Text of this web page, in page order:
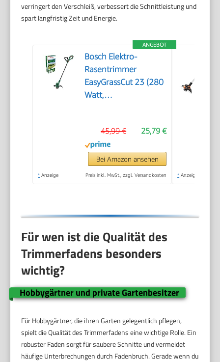
verringert den Verschleiß, verbessert die Schnittleistung und
spart langfristig Zeit und Energie.
ANGEBOT
Bosch Elektro-
Rasentrimmer
EasyGrassCut 23 (280
Watt,
Kartonverpackung)25,79 €
45,99 €
Bei Amazon ansehen
* Anzeige Preis inkl. MwSt., zzgl. Versandkosten * Anzeige
Für wen ist die Qualität des
Trimmerfadens besonders
wichtig?
Hobbygärtner und private Gartenbesitzer
Für Hobbygärtner, die ihren Garten gelegentlich pflegen,
spielt die Qualität des Trimmerfadens eine wichtige Rolle. Ein
robuster Faden sorgt für saubere Schnitte und vermeidet
häufige Unterbrechungen durch Fadenbruch. Gerade wenn du